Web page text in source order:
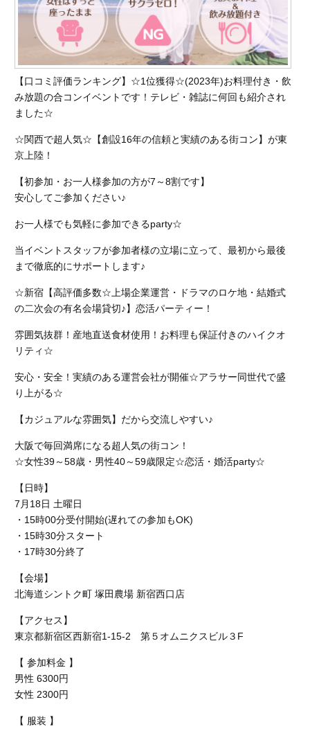
【口コミ評価ランキング】☆1位獲得☆(2023年)お料理付き・飲
み放題の合コンイベントです！テレビ・雑誌に何回も紹介され
ました☆
☆関西で超人気☆【創設16年の信頼と実績のある街コン】が東
京上陸！
【初参加・お一人様参加の方が7～8割です】
安心してご参加ください♪
お一人様でも気軽に参加できるparty☆
当イベントスタッフが参加者様の立場に立って、最初から最後
まで徹底的にサポートします♪
☆新宿【高評価多数☆上場企業運営・ドラマのロケ地・結婚式
の二次会の有名会場貸切♪】恋活パーティー！
雰囲気抜群！産地直送食材使用！お料理も保証付きのハイクオ
リティ☆
安心・安全！実績のある運営会社が開催☆アラサー同世代で盛
り上がる☆
【カジュアルな雰囲気】だから交流しやすい♪
大阪で毎回満席になる超人気の街コン！
☆女性39～58歳・男性40～59歳限定☆恋活・婚活party☆
【日時】
7月18日 土曜日
・15時00分受付開始(遅れての参加もOK)
・15時30分スタート
・17時30分終了
【会場】
北海道シントク町 塚田農場 新宿西口店
【アクセス】
東京都新宿区西新宿1-15-2 第５オムニクスビル３F
【 参加料金 】
男性 6300円
女性 2300円
【 服装 】